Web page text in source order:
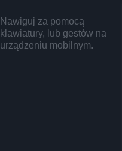
Nawiguj za pomocą
klawiatury, lub gestów na
urządzeniu mobilnym.